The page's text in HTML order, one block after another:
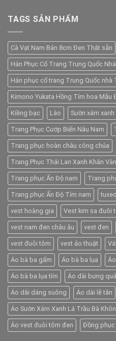
TAGS SẢN PHẨM
Cà Vạt Nam Bản 8cm Đen Thắt sẵn
Hán Phục Cổ Trang Trung Quốc
Hán phục cổ trang Trung Quốc nhà
Kimono Yukata Hồng Tím hoa Mẫu
Kiềng bạc Lào Sườn xám xanh
Trang Phục Cướp Biển Nâu Nam
Trang phục hoàn châu công chúa
Trang Phục Thái Lan Xanh Khăn
Trang phục Ấn Độ nam Trang
Trang phục Ấn Độ Tím nam
vest hoàng gia Vest kim sa đuôi
vest nam đen châu âu vest đen
vest đuôi tôm vest ảo thuật
Áo bà ba gấm Áo bà ba lụa
Áo bà ba lụa tím Áo dài bưng quả
Áo dài dáng suông Áo dài lễ tân
Áo Sườn Xám Xanh Lá Trầu Bà
Áo vest đuôi tôm đen Đồng phục